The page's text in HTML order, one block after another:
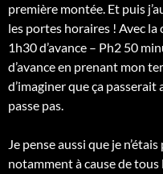
première montée. Et puis
les portes horaires ! Avec
1h30 d’avance – Ph2 50
d’avance en prenant mon
d’imaginer que ça
passe pas.
Je pense aussi que je
notamment à cause de tous